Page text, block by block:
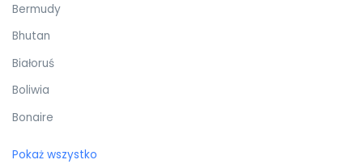
Bermudy
Bhutan
Białoruś
Boliwia
Bonaire
Pokaż wszystko